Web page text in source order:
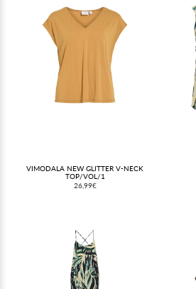
VIMODALA NEW GLITTER V-NECK
TOP/VOL/1
26,99€